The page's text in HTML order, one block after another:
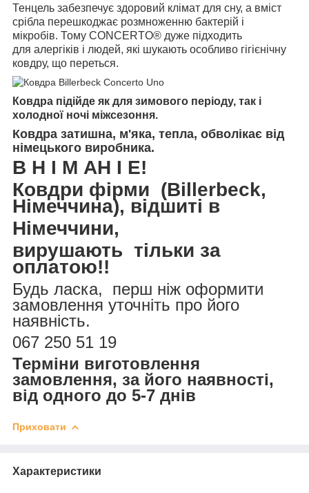
Тенцель забезпечує здоровий клімат для сну, а вміст
срібла перешкоджає розмноженню бактерій і
мікробів. Тому CONCERTO® дуже підходить
для алергіків і людей, які шукають особливо гігієнічну
ковдру, що переться.
Ковдра підійде як для зимового періоду, так і
холодної ночі міжсезоння.
Ковдра затишна, м'яка, тепла, обволікає від
німецького виробника.
В Н І М АН І Е!
Ковдри фірми (Billerbeck,
Німеччина), відшиті в
Німеччини,
вирушають тільки за
оплатою!!
Будь ласка, перш ніж оформити
замовлення уточніть про його
наявність.
067 250 51 19
Терміни виготовлення
замовлення, за його наявності,
від одного до 5-7 днів
Приховати
Характеристики